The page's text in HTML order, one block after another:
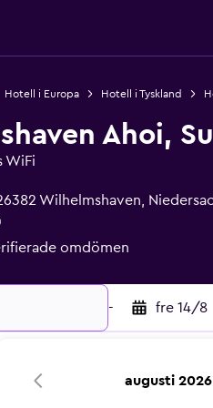
Hotell i Europa Hotell i Tyskland
Ahoi,
WiFi
Wilhelmshaven,
omdömen
- fre 14/8
augusti 2026